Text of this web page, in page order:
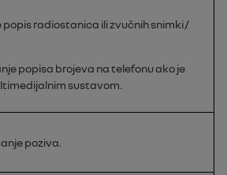
radiostanica ili zvučnih snimki /
popisa brojeva na telefonu ako je
sustavom.
poziva.